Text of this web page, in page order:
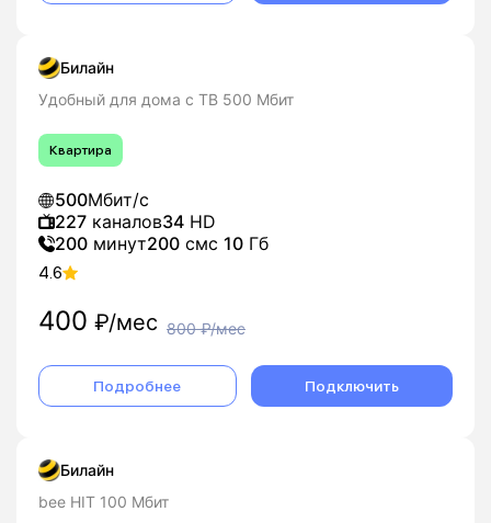
Билайн
Удобный для дома с ТВ 500 Мбит
Квартира
500Мбит/с
227 каналов34 HD
200 минут200 смс 10 Гб
4.6
400 ₽/мес 800₽/мес
Подробнее Подключить
Билайн
bee HIT 100 Мбит